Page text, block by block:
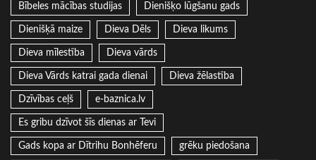
Bībeles mācības studijas Dienišķo lūgšanu gads
Dienišķā maize Dieva Dēls Dieva likums
Dieva mīlestība Dieva vārds
Dieva Vārds katrai gada dienai Dieva žēlastība
Dzīvības ceļš e-baznica.lv
Es gribu dzīvot šīs dienas ar Tevi
Gads kopa ar Dītrihu Bonhēferu grēku piedošana